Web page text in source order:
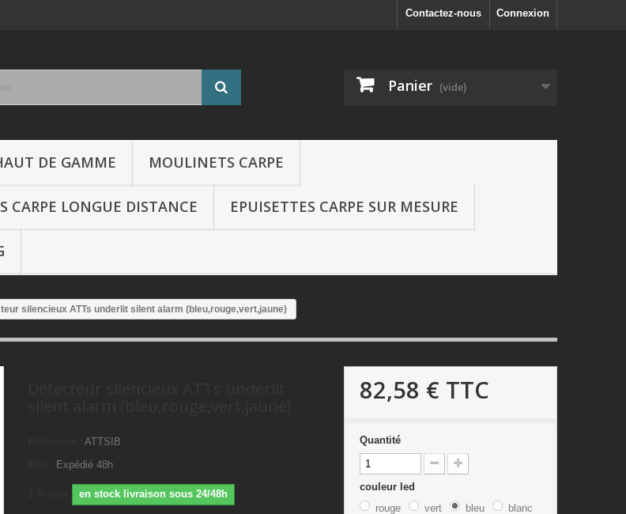
Connexion
Contactez-nous
Panier (vide)
DE GAMME MOULINETS CARPE
CARPE LONGUE DISTANCE EPUISETTES CARPE SUR MESURE
silencieux ATTs underlit silent alarm (bleu,rouge,vert,jaune)
ATTSIB
Expédié 48h
en stock livraison sous 24/48h
82,58 € TTC
Quantité
couleur led
rouge
vert bleu blanc